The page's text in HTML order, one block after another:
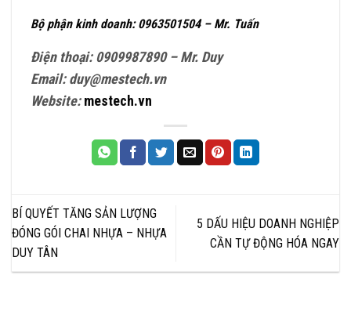
Bộ phận kinh doanh: 0963501504 – Mr. Tuấn
Điện thoại: 0909987890 – Mr. Duy
Email: duy@mestech.vn
Website: mestech.vn
BÍ QUYẾT TĂNG SẢN LƯỢNG
ĐÓNG GÓI CHAI NHỰA – NHỰA
DUY TÂN
5 DẤU HIỆU DOANH NGHIỆP
CẦN TỰ ĐỘNG HÓA NGAY